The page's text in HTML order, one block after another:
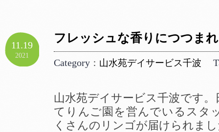
11.19
2021
フレッシュな香りにつつま
Category ： 山水苑デイサービス千波
山水苑デイサービス千波です
てりんご園を営んでいるスタ
くさんのリンゴが届けられま